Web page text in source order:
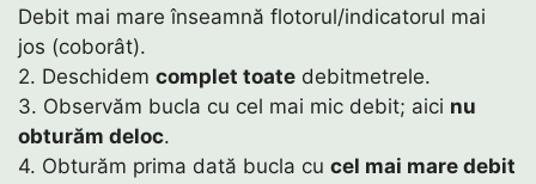
Debit mai mare înseamnă flotorul/indicatorul mai
jos (coborât).
2. Deschidem complet toate debitmetrele.
3. Observăm bucla cu cel mai mic debit; aici nu
obturăm deloc.
4. Obturăm prima dată bucla cu cel mai mare debit